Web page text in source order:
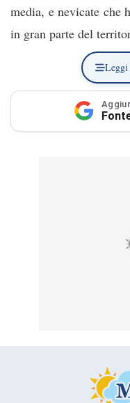
media, e nevicate che
in gran parte del